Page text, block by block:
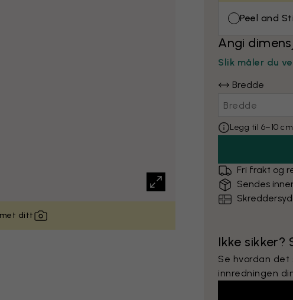
ditt
Peel and
Angi
Slik måler du
Bredde
Legg til 6–10
Fri frakt og
Sendes
Ikke sikker?
Se hvordan det
innredningen